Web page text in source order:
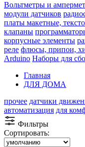
Вольтметры и
модули датчиков
платы макетные,
клапаны
корпусные элементы
реле флюсы, припои,
Arduino Наборы для
Главная
ДЛЯ ДОМА
прочее датчики
автоматизация для
Фильтры
Сортировать: